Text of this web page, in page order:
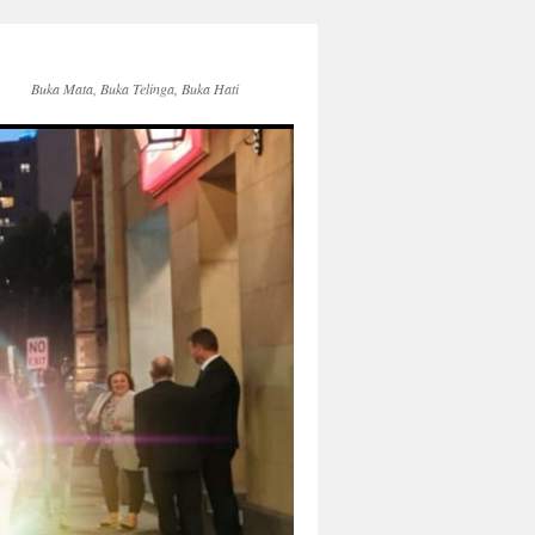
Buka Mata, Buka Telinga, Buka Hati